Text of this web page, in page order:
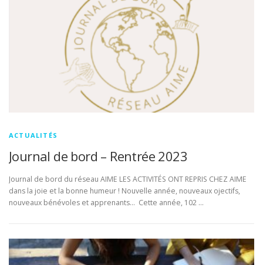
ACTUALITÉS
Journal de bord – Rentrée 2023
Journal de bord du réseau AIME LES ACTIVITÉS ONT REPRIS CHEZ AIME
dans la joie et la bonne humeur ! Nouvelle année, nouveaux ojectifs,
nouveaux bénévoles et apprenants… Cette année, 102 …